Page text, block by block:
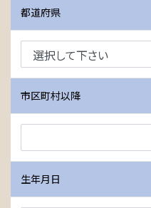
都道府県
市区町村以降
生年月日